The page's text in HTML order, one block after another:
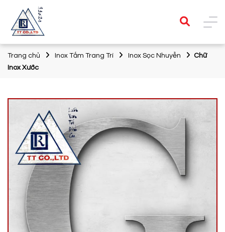
Trang chủ Inox Tấm Trang Trí Inox Sọc Nhuyễn
Chữ
Inox Xước